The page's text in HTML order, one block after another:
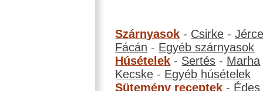
Szárnyasok - Csirke -
Fácán - Egyéb szárnyasok
Húsételek - Sertés - Marha
Kecske - Egyéb húsételek
Sütemény receptek -